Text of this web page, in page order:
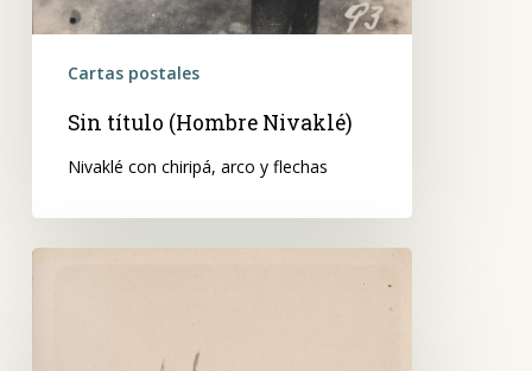
Cartas postales
Sin título (Hombre Nivaklé)
Nivaklé con chiripá, arco y flechas
Sin